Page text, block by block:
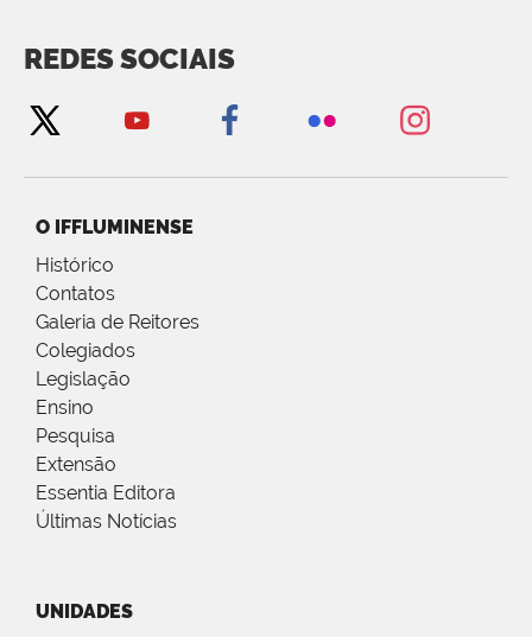
REDES SOCIAIS
O IFFLUMINENSE
Histórico
Contatos
Galeria de Reitores
Colegiados
Legislação
Ensino
Pesquisa
Extensão
Essentia Editora
Últimas Notícias
UNIDADES